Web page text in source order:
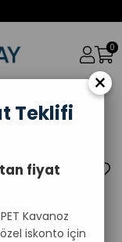
0
Boş Toptan
×
Teklifi
fiyat
Kavanoz
iskonto için